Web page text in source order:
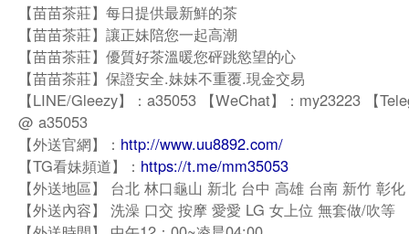
【苗苗茶莊】每日提供最新鮮的茶
【苗苗茶莊】讓正妹陪您一起高潮
【苗苗茶莊】優質好茶溫暖您砰跳慾望的心
【苗苗茶莊】保證安全.妹妹不重覆.現金交易
【LINE/Gleezy】：a35053 【WeChat】：my23223 【
@ a35053
【外送官網】： http://www.uu8892.com/
【TG看妹頻道】： https://t.me/mm35053
【外送地區】 台北 林口龜山 新北 台中 高雄 台南 新竹 彰
【外送內容】 洗澡 口交 按摩 愛愛 LG 女上位 無套做/吹等